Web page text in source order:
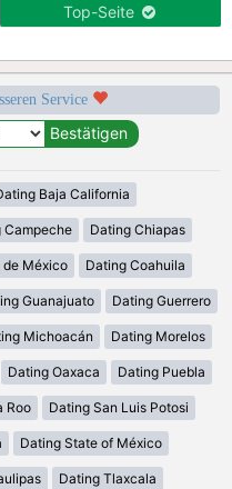
Top-Seite
Service
Baja California
Campeche Dating Chiapas
de México Dating Coahuila
Guanajuato Dating Guerrero
Michoacán Dating Morelos
Dating Oaxaca Dating Puebla
Roo Dating San Luis Potosi
Dating State of México
Dating Tlaxcala